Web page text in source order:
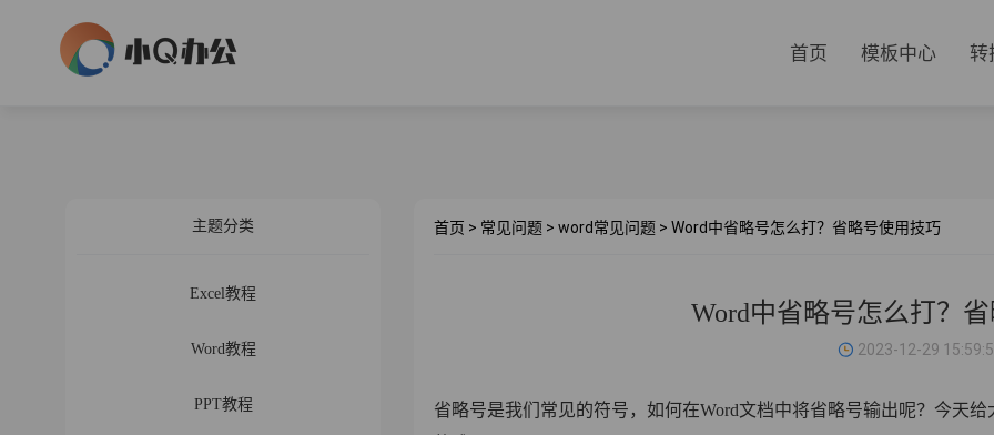
首页 模板中心 转
主题分类
Excel教程
Word教程
PPT教程
首页 > 常见问题 > word常见问题 > Word中省略号怎么打？省略号使用技巧
Word中省略号怎么打？
2023-12-29
省略号是我们常见的符号，如何在Word文档中将省略号输出呢？今天